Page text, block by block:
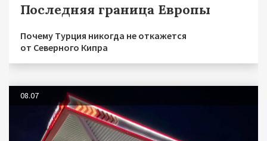
Последняя граница Европы
Почему Турция никогда не откажется
от Северного Кипра
08.07